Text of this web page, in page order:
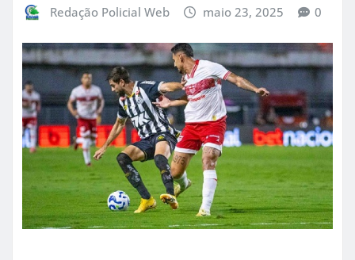
Redação Policial Web maio 23, 2025 0